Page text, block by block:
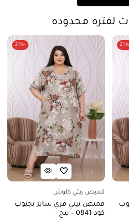
لفتره محدوده
-
-21%
قميص بيتي كلوش
قميص بيتي فري سايز بجيوب
كود 0841 – بيج